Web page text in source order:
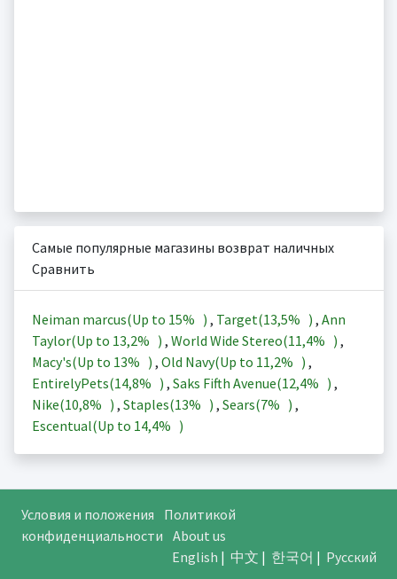
Самые популярные магазины возврат наличных
Сравнить
Neiman marcus(Up to 15% ) , Target(13,5% ) , Ann
Taylor(Up to 13,2% ) , World Wide Stereo(11,4% ) ,
Macy's(Up to 13% ) , Old Navy(Up to 11,2% ) ,
EntirelyPets(14,8% ) , Saks Fifth Avenue(12,4% ) ,
Nike(10,8% ) , Staples(13% ) , Sears(7% ) ,
Escentual(Up to 14,4% )
Условия и положения
Политикой
конфиденциальности About us
English | 中文 | 한국어 | Русский